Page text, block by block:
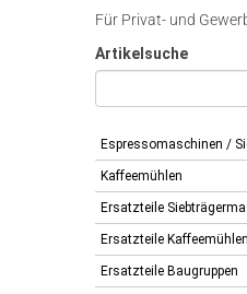
Für Privat- und
Artikelsuche
Espressomaschinen /
Kaffeemühlen
Ersatzteile
Ersatzteile Kaffeemühlen
Ersatzteile Baugruppen